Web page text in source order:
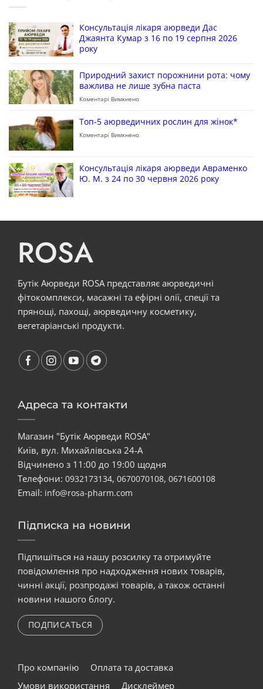
Консультація лікаря аюрведи Дас
Джаянта Кумар з 16 по 19 серпня 2026
року
Природний захист порожнини рота: чому
важлива не лише зубна паста
Коментарі Вимкнено
Топ-5 аюрведичних рослин для жінок*
Коментарі Вимкнено
Консультація лікаря аюрведи Авраменко
Ю. М. з 24 по 30 червня 2026 року
ROSA
Бутік Аюрведи ROSA представляє аюрведичні
фітокомплекси, масажні та ефірні олії, спеції та
прянощі, пахощі, аюрведичну косметику,
вегетаріанські продукти.
Адреса та контакти
Магазин "Бутік Аюрведи ROSA"
Київ, вул. Михайлівська 24-А
Відчинено з 11:00 до 19:00 щодня
Телефони: 0932173134, 0670070108, 0671600108
Email: info@rosa-pharm.com
Підписка на новини
Підпишіться на нашу розсилку та отримуйте
повідомлення про надходження нових товарів,
чинні акції, розпродажі товарів, а також останні
новини нашого блогу.
ПОДПИСАТЬСЯ
Про компанію
Оплата та доставка
Умови використання
Дисклеймер